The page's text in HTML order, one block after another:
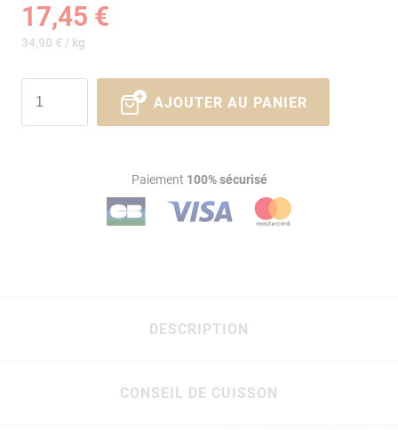
17,45 €
34,90 € / kg
AJOUTER AU PANIER
Paiement 100% sécurisé
DESCRIPTION
CONSEIL DE CUISSON